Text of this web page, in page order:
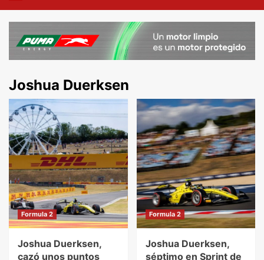
Joshua Duerksen
Formula 2
Joshua Duerksen,
cazó unos puntos
Formula 2
Joshua Duerksen,
séptimo en Sprint de